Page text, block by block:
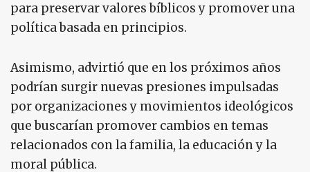
para preservar valores bíblicos y promover una
política basada en principios.
Asimismo, advirtió que en los próximos años
podrían surgir nuevas presiones impulsadas
por organizaciones y movimientos ideológicos
que buscarían promover cambios en temas
relacionados con la familia, la educación y la
moral pública.